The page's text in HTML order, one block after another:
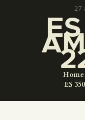
27
Home
ES